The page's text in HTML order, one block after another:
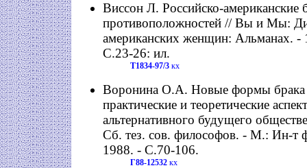
Виссон Л. Российско-американские
противоположностей // Вы и Мы:
американских женщин: Альманах. -
С.23-26: ил.
Т1834-97/3 кх
Воронина О.А. Новые формы
практические и теоретические
альтернативного будущего
Сб. тез. сов. философов. - М.: Ин-
1988. - С.70-106.
Г88-12532 кх